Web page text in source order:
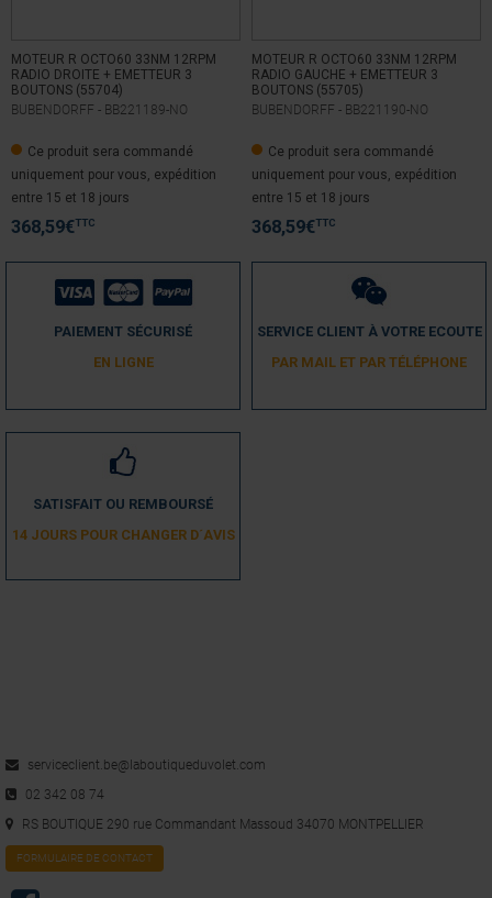
MOTEUR R OCTO60 33NM 12RPM
RADIO DROITE + EMETTEUR 3
BOUTONS (55704)
BUBENDORFF - BB221189-NO
Ce produit sera commandé
uniquement pour vous, expédition
entre 15 et 18 jours
368,59€TTC
MOTEUR R OCTO60 33NM 12RPM
RADIO GAUCHE + EMETTEUR 3
BOUTONS (55705)
BUBENDORFF - BB221190-NO
Ce produit sera commandé
uniquement pour vous, expédition
entre 15 et 18 jours
368,59€TTC
PAIEMENT SÉCURISÉ
EN LIGNE
SERVICE CLIENT À VOTRE ECOUTE
PAR MAIL ET PAR TÉLÉPHONE
SATISFAIT OU REMBOURSÉ
14 JOURS POUR CHANGER D´AVIS
serviceclient.be@laboutiqueduvolet.com
02 342 08 74
RS BOUTIQUE 290 rue Commandant Massoud 34070 MONTPELLIER
FORMULAIRE DE CONTACT